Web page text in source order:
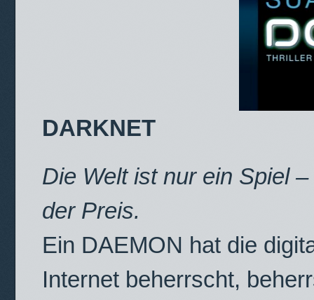
DARKNET
Die Welt ist nur ein Spiel
der Preis.
Ein DAEMON hat die
Internet beherrscht,